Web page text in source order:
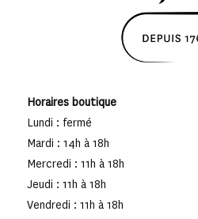
Horaires boutique
Lundi : fermé
Mardi : 14h à 18h
Mercredi : 11h à 18h
Jeudi : 11h à 18h
Vendredi : 11h à 18h